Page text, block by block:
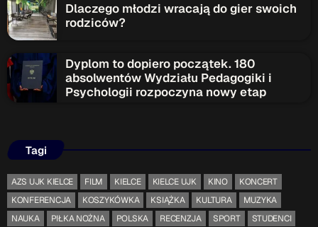
Dlaczego młodzi wracają do gier swoich
rodziców?
Dyplom to dopiero początek. 180
absolwentów Wydziału Pedagogiki i
Psychologii rozpoczyna nowy etap
Tagi
AZS UJK KIELCE FILM KIELCE KIELCE UJK KINO
KONCERT
KONFERENCJA
KOSZYKÓWKA KSIĄŻKA KULTURA
MUZYKA
NAUKA
PIŁKA NOŻNA POLSKA RECENZJA SPORT
STUDENCI